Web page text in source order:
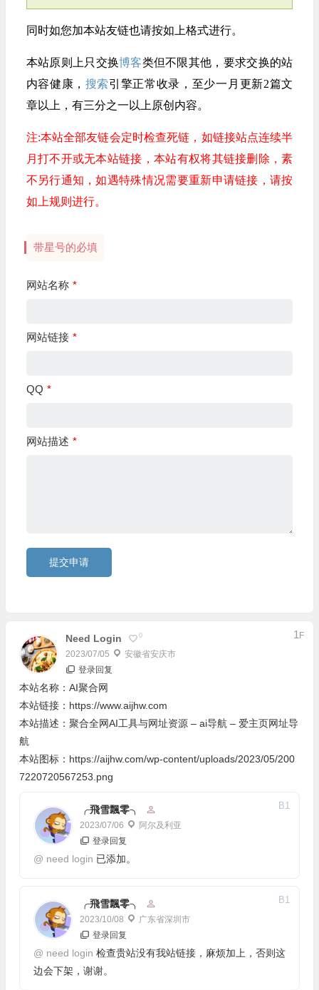
同时如您加本站友链也请按如上格式进行。
本站原则上只交换博客类但不限其他，要求交换的站
内容健康，搜索引擎正常收录，至少一月更新2篇文
章以上，有三分之一以上原创内容。
注:本站全部友链会定时检查死链，如链接站点连续半
月打不开或无本站链接，本站有权将其链接删除，素
不另行通知，如遇特殊情况需要重新申请链接，请按
如上规则进行。
带星号的必填
网站名称 *
网站链接 *
QQ *
网站描述 *
提交申请
Need Login 0
2023/07/05 安徽省安庆市
1 F
登录回复
本站名称：AI聚合网
本站链接：https://www.aijhw.com
本站描述：聚合全网AI工具与网址资源 – ai导航 – 爱主页网址导
航
本站图标：https://aijhw.com/wp-content/uploads/2023/05/200
7220720567253.png
╭飛雪飄零╮
2023/07/06 阿尔及利亚
B1
登录回复
@ need login 已添加。
╭飛雪飄零╮
2023/10/08 广东省深圳市
B1
登录回复
@ need login 检查贵站没有我站链接，麻烦加上，否则这
边会下架，谢谢。